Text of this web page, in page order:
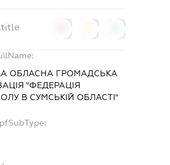
ОБЛАСНА ГРОМАДСЬКА
"ФЕДЕРАЦІЯ
В СУМСЬКІЙ ОБЛАСТІ"